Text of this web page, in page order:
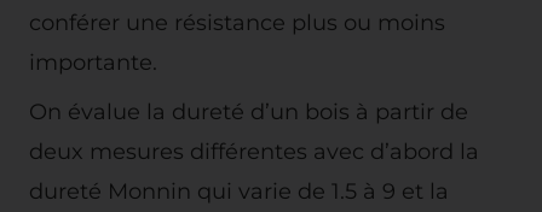
conférer une résistance plus ou moins
importante.
On évalue la dureté d’un bois à partir de
deux mesures différentes avec d’abord la
dureté Monnin qui varie de 1.5 à 9 et la